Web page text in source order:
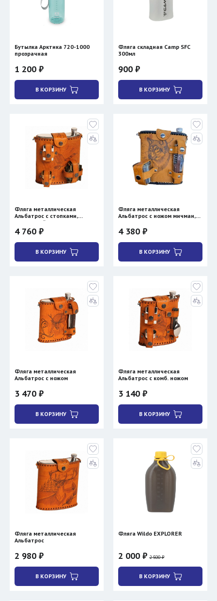
Бутылка Арктика 720-1000
прозрачная
1 200 ₽
В КОРЗИНУ
Фляга складная Camp SFC
300мл
900 ₽
В КОРЗИНУ
Фляга металлическая
Альбатрос с стопками,
зажигалкой, компасом 1.0л
4 760 ₽
В КОРЗИНУ
Фляга металлическая
Альбатрос с ножом мичман,
4 380 ₽
В КОРЗИНУ
Фляга металлическая
Альбатрос с ножом
3 470 ₽
В КОРЗИНУ
Фляга металлическая
Альбатрос с комб. ножом
3 140 ₽
В КОРЗИНУ
Фляга металлическая
Альбатрос
2 980 ₽
В КОРЗИНУ
Фляга Wildo EXPLORER
2 000 ₽ 2 500 ₽
В КОРЗИНУ